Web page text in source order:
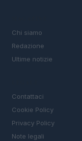
Chi siamo
Redazione
Ultime notizie
Contattaci
Cookie Policy
Privacy Policy
Note legali